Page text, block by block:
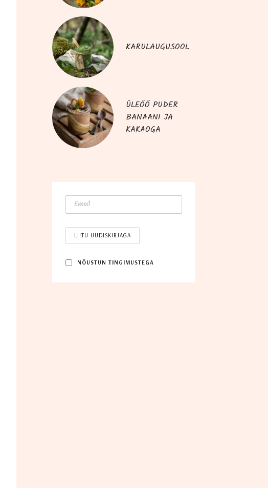
KARULAUGUSOOL
ÜLEÖÖ PUDER
BANAANI JA
KAKAOGA
NÕUS­TUN TINGIMUSTEGA